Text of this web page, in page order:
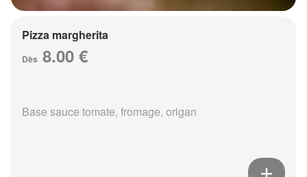
Pizza margherita
Dès 8.00 €
Base sauce tomate, fromage, origan